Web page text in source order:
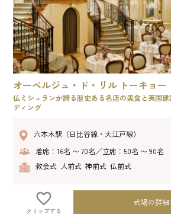
オーベルジュ・ド・リル トーキョー
仏ミシュランが誇る歴史ある名店の美食と英国
ディング
六本木駅（日比谷線・大江戸線）
着席：16名 〜 70名／立席：50名 〜 90名
教会式 人前式 神前式 仏前式
クリップする
式場の詳細